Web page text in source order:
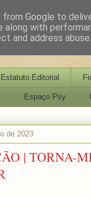
Estatuto Editorial
Espaço Psy
de 2023
| TORNA-
Google to
along with
and address abuse.